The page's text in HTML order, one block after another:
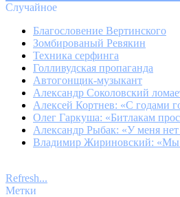
Случайное
Благословение Вертинского
Зомбированый Ревякин
Техника серфинга
Голливудская пропаганда
Автогонщик-музыкант
Александр Соколовский
Алексей Кортнев: «С годами
Олег Гаркуша: «Битлакам
Александр Рыбак: «У меня нет
Владимир Жириновский: «Мы
Refresh...
Метки